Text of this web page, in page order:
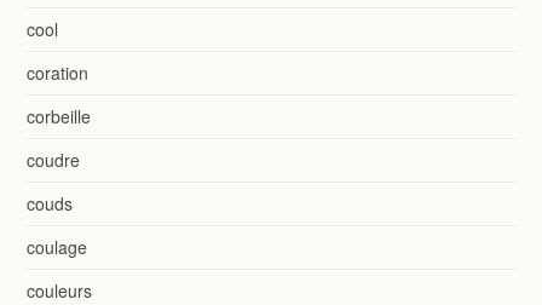
cool
coration
corbeille
coudre
couds
coulage
couleurs